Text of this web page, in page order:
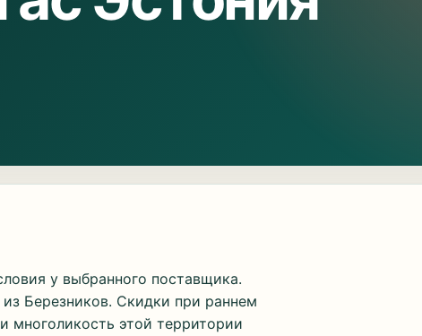
у выбранного поставщика.
Березников. Скидки при раннем
многоликость этой территории